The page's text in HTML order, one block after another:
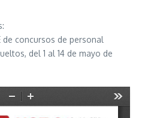
de concursos de personal
del 1 al 14 de mayo de